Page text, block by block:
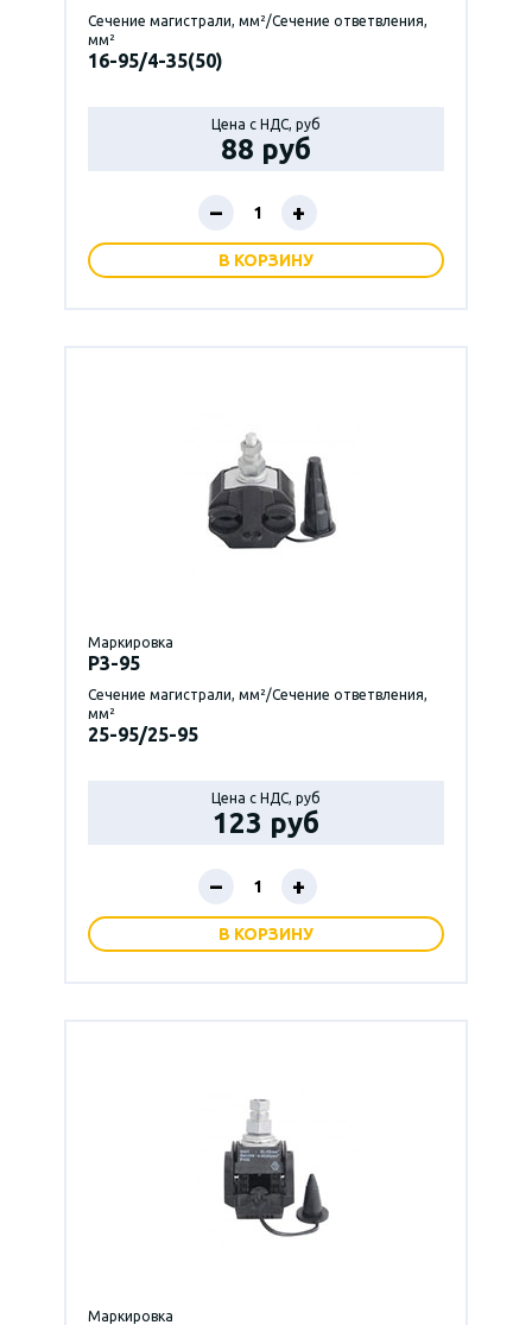
Сечение магистрали, мм²/Сечение ответвления,
мм²
16-95/4-35(50)
Цена с НДС, руб
88 руб
– +
В КОРЗИНУ
Маркировка
P3-95
Сечение магистрали, мм²/Сечение ответвления,
мм²
25-95/25-95
Цена с НДС, руб
123 руб
– +
В КОРЗИНУ
Маркировка